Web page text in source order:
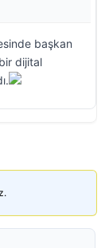
başkan
bir dijital